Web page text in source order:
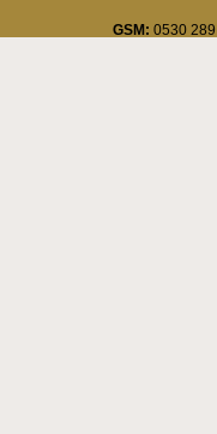
GSM: 0530